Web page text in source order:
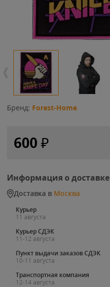
Бренд: Forest-Home
600 ₽
Информация о доставке
Доставка в Москва
Курьер
11 августа
Курьер СДЭК
11-12 августа
Пункт выдачи заказов СДЭК
10-11 августа
Транспортная компания
12-14 августа